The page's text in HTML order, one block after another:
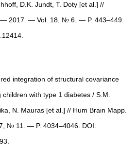
D.K. Jundt, T. Doty [et al.] //
— 2017. — Vol. 18, № 6. — P. 443–449.
integration of structural covariance
with type 1 diabetes / S.M.
N. Mauras [et al.] // Hum Brain Mapp.
№ 11. — P. 4034–4046. DOI: